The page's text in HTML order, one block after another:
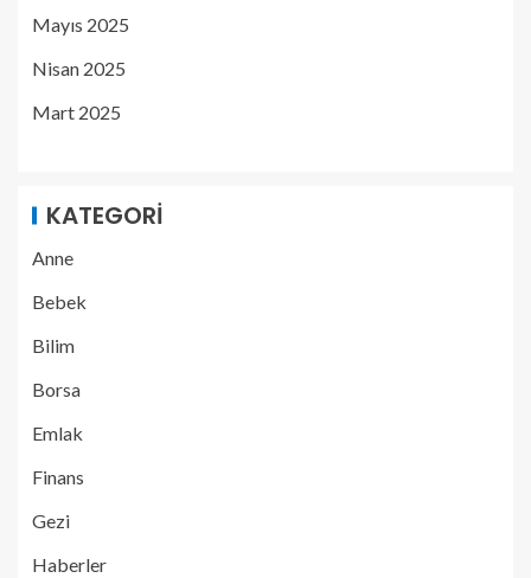
Mayıs 2025
Nisan 2025
Mart 2025
KATEGORI
Anne
Bebek
Bilim
Borsa
Emlak
Finans
Gezi
Haberler